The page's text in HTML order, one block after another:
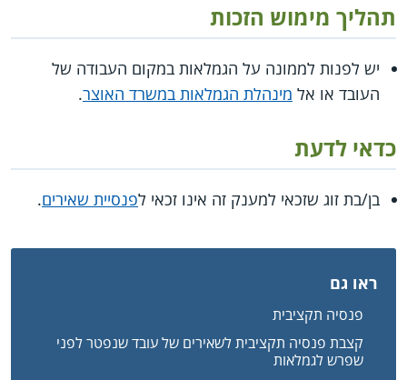
תהליך מימוש הזכות
יש לפנות לממונה על הגמלאות במקום העבודה של
העובד או אל מינהלת הגמלאות במשרד האוצר.
כדאי לדעת
בן/בת זוג שזכאי למענק זה אינו זכאי לפנסיית שאירים.
ראו גם
פנסיה תקציבית
קצבת פנסיה תקציבית לשאירים של עובד שנפטר לפני
שפרש לגמלאות